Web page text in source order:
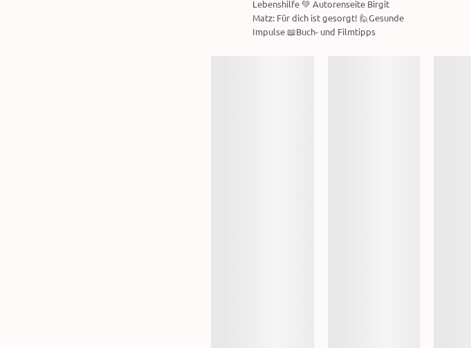
Lebenshilfe 💚 Autorenseite Birgit
Matz: Für dich ist gesorgt! 🙋Gesunde
Impulse 📖Buch- und Filmtipps